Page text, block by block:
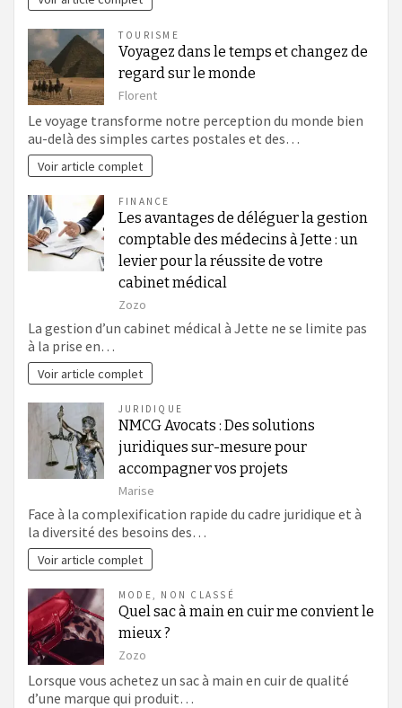
TOURISME
Voyagez dans le temps et changez de
regard sur le monde
Florent
Le voyage transforme notre perception du monde bien
au-delà des simples cartes postales et des…
Voir article complet
FINANCE
Les avantages de déléguer la gestion
comptable des médecins à Jette : un
levier pour la réussite de votre
cabinet médical
Zozo
La gestion d’un cabinet médical à Jette ne se limite pas
à la prise en…
Voir article complet
JURIDIQUE
NMCG Avocats : Des solutions
juridiques sur-mesure pour
accompagner vos projets
Marise
Face à la complexification rapide du cadre juridique et à
la diversité des besoins des…
Voir article complet
MODE, NON CLASSÉ
Quel sac à main en cuir me convient le
mieux ?
Zozo
Lorsque vous achetez un sac à main en cuir de qualité
d’une marque qui produit…